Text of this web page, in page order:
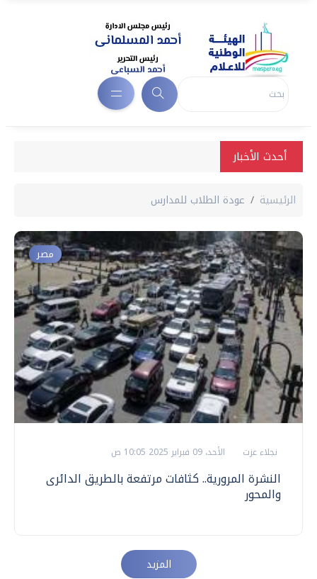
أحدث الأخبار
الرئيسية عودة الطلاب للمدارس
مصر
نجلاء عزت الأحد، 09 فبراير 2025 10:05 ص
النشرة المرورية.. كثافات مرتفعة بالطريق الدائرى
والمحور
المزيد